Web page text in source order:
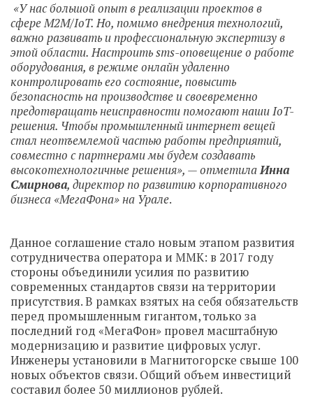
«У нас большой опыт в реализации проектов в
сфереM2M/IoT. Но, помимо внедрения технологий,
важно развивать и профессиональную экспертизу в
этой области. Настроитьsms-оповещение о работе
оборудования, в режиме онлайн удаленно
контролировать его состояние, повысить
безопасность на производстве и своевременно
предотвращать неисправности помогают нашиIoT-
решения. Чтобы промышленный интернет вещей
стал неотъемлемой частью работы предприятий,
совместно с партнерами мы будем создавать
высокотехнологичные решения», — отметилаИнна
Смирнова, директор по развитию корпоративного
бизнеса «МегаФона» на Урале.
Данное соглашение стало новым этапом развития
сотрудничества оператора и ММК: в 2017 году
стороны объединили усилия по развитию
современных стандартов связи на территории
присутствия. В рамках взятых на себя обязательств
перед промышленным гигантом, только за
последний год «МегаФон» провел масштабную
модернизацию и развитие цифровых услуг.
Инженеры установили в Магнитогорске свыше 100
новых объектов связи. Общий объем инвестиций
составил более 50 миллионов рублей.